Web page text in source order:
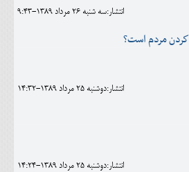
انتشار:سه شنبه 26 مرداد 1389-9:43
كردن مردم است؟
انتشار:دوشنبه 25 مرداد 1389-14:32
انتشار:دوشنبه 25 مرداد 1389-14:24